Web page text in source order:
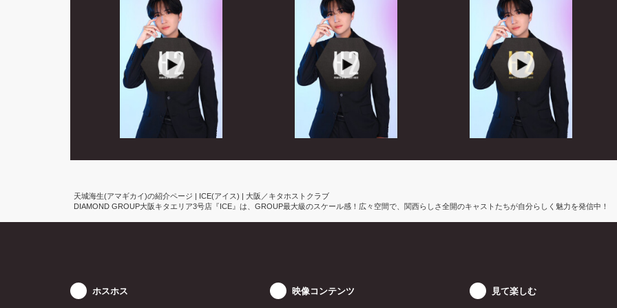
天城海生(アマギカイ)の紹介ページ | ICE(アイス) | 大阪／キタホストクラブ
DIAMOND GROUP大阪キタエリア3号店『ICE』は、GROUP最大級のスケール感！広々空間で、関西らしさ全開のキャストたちが自分らしく魅力を発信中！
ホスホス 映像コンテンツ 見て楽しむ